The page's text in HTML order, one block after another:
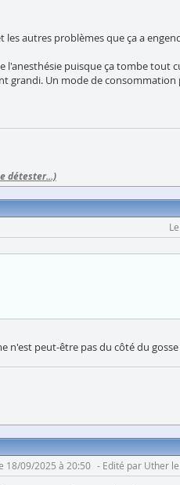
autres problèmes que ça a
l'anesthésie puisque ça tombe tout
grandi. Un mode de
détester...)
n'est peut-être pas du côté du gosse
18/09/2025 à 20:50 Edité par Uther